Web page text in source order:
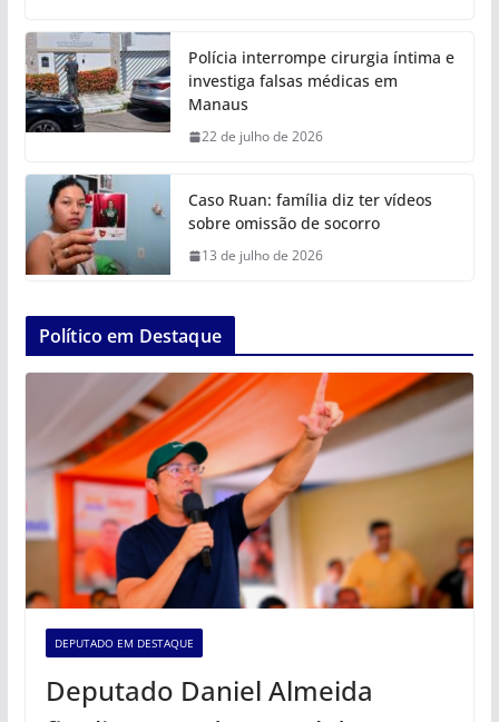
Polícia interrompe cirurgia íntima e
investiga falsas médicas em
Manaus
22 de julho de 2026
Caso Ruan: família diz ter vídeos
sobre omissão de socorro
13 de julho de 2026
Político em Destaque
DEPUTADO EM DESTAQUE
Deputado Daniel Almeida